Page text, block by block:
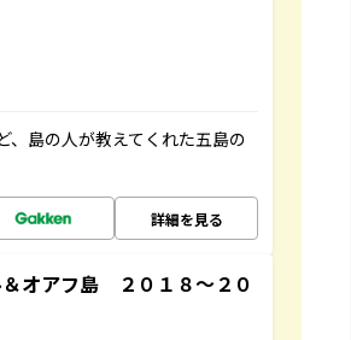
、島の人が教えてくれた五島の
詳細を見る
オアフ島 ２０１８～２０